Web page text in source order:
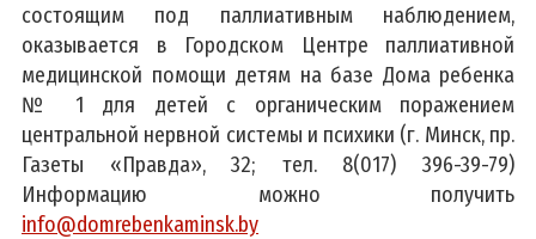
состоящим под паллиативным наблюдением,
оказывается в Городском Центре паллиативной
медицинской помощи детям на базе Дома ребенка
№ 1 для детей с органическим поражением
центральной нервной системы и психики (г. Минск, пр.
Газеты «Правда», 32; тел. 8(017) 396-39-79)
Информацию можно получить
info@domrebenkaminsk.by